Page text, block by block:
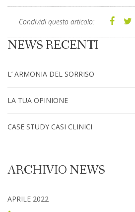
Condividi questo articolo:
NEWS RECENTI
L’ ARMONIA DEL SORRISO
LA TUA OPINIONE
CASE STUDY CASI CLINICI
ARCHIVIO NEWS
APRILE 2022